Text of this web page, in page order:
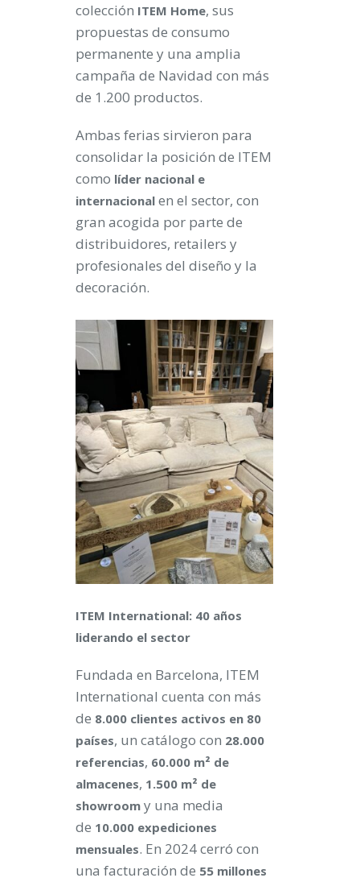
colección ITEM Home, sus
propuestas de consumo
permanente y una amplia
campaña de Navidad con más
de 1.200 productos.
Ambas ferias sirvieron para
consolidar la posición de ITEM
como líder nacional e
internacional en el sector, con
gran acogida por parte de
distribuidores, retailers y
profesionales del diseño y la
decoración.
ITEM International: 40 años
liderando el sector
Fundada en Barcelona, ITEM
International cuenta con más
de 8.000 clientes activos en 80
países, un catálogo con 28.000
referencias, 60.000 m² de
almacenes, 1.500 m² de
showroom y una media
de 10.000 expediciones
mensuales. En 2024 cerró con
una facturación de 55 millones